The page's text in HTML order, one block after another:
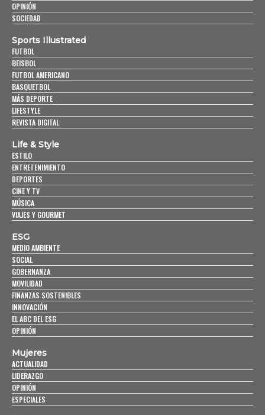
OPINIÓN
SOCIEDAD
Sports Illustrated
FUTBOL
BEISBOL
FUTBOL AMERICANO
BASQUETBOL
MÁS DEPORTE
LIFESTYLE
REVISTA DIGITAL
Life & Style
ESTILO
ENTRETENIMIENTO
DEPORTES
CINE Y TV
MÚSICA
VIAJES Y GOURMET
ESG
MEDIO AMBIENTE
SOCIAL
GOBERNANZA
MOVILIDAD
FINANZAS SOSTENIBLES
INNOVACIÓN
EL ABC DEL ESG
OPINIÓN
Mujeres
ACTUALIDAD
LIDERAZGO
OPINIÓN
ESPECIALES